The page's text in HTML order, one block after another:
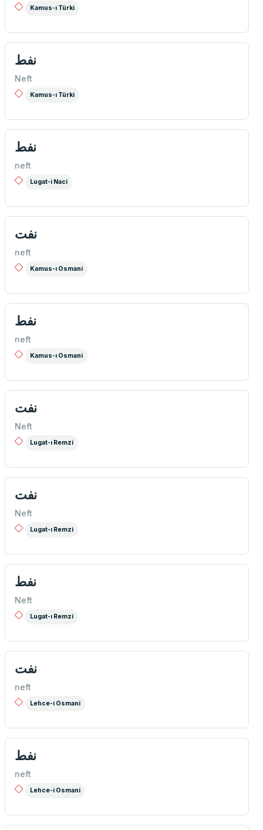
Kamus-ı Türki
نفط
Neft
Kamus-ı Türki
نفط
neft
Lugat-i Naci
نفت
neft
Kamus-ı Osmani
نفط
neft
Kamus-ı Osmani
نفت
Neft
Lugat-ı Remzi
نفت
Neft
Lugat-ı Remzi
نفط
Neft
Lugat-ı Remzi
نفت
neft
Lehce-i Osmani
نفط
neft
Lehce-i Osmani